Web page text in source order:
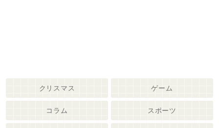
クリスマス ゲーム
コラム スポーツ